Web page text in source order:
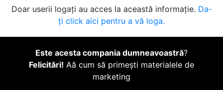
Doar userii logați au acces la această informație. Da-
ți click aici pentru a vă loga.
Este acesta compania dumneavoastră?
Felicitări! Aă cum să primești materialele de
marketing